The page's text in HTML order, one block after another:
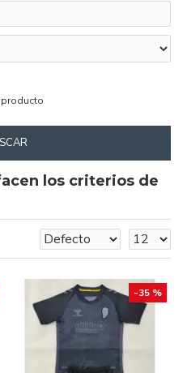
producto
los criterios de
-35 %